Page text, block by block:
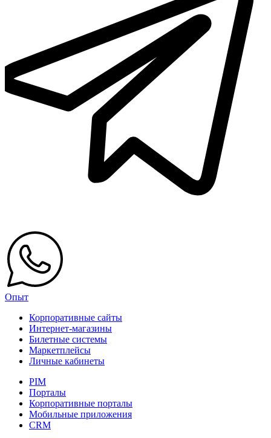
Опыт
Корпоративные сайты
Интернет-магазины
Билетные системы
Маркетплейсы
Личные кабинеты
PIM
Порталы
Корпоративные порталы
Мобильные приложения
CRM